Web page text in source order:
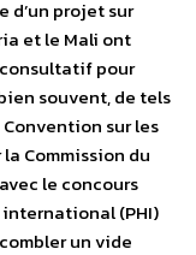
d’un projet sur
et le Mali ont
pour
souvent, de tels
sur les
Commission du
le concours
international (PHI)
un vide